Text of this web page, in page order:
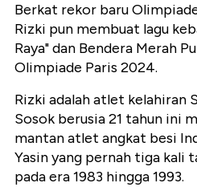
Berkat rekor baru
Rizki pun membuat lagu
Raya" dan Bendera Merah
Olimpiade Paris 2024.
Rizki adalah atlet kelahiran
Sosok berusia 21 tahun ini
mantan atlet angkat besi
Yasin yang pernah tiga kali
pada era 1983 hingga 1993.